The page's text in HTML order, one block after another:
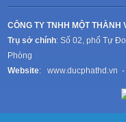
CÔNG TY TNHH MỘT THÀNH
Trụ sở chính: Số 02, phố Tự
Phòng
Website: www.ducphathd.vn -